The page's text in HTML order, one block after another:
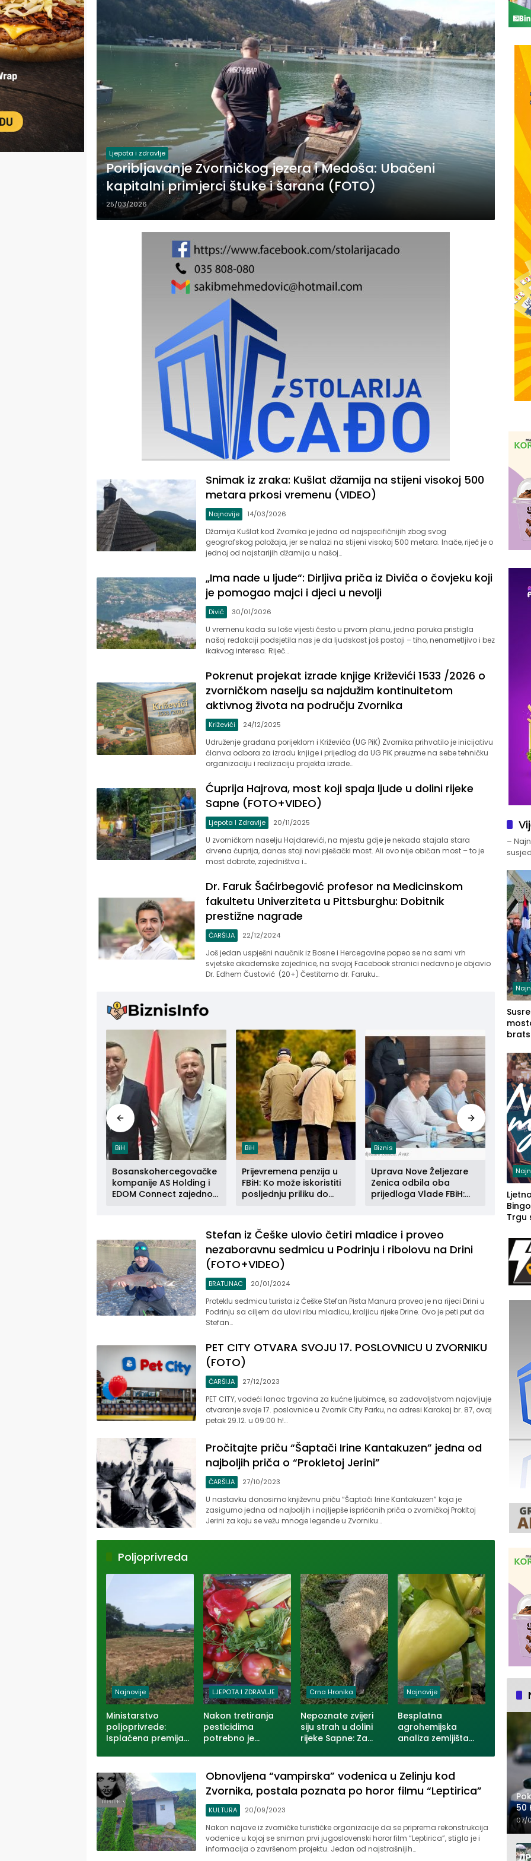
Ljepota i zdravlje
Poribljavanje Zvorničkog jezera i Medoša: Ubačeni
kapitalni primjerci štuke i šarana (FOTO)
25/03/2026
Snimak iz zraka: Kušlat džamija na stijeni visokoj 500
metara prkosi vremenu (VIDEO)
Najnovije 14/03/2026
Džamija Kušlat kod Zvornika je jedna od najspecifičnijih zbog svog
geografskog položaja, jer se nalazi na stijeni visokoj 500 metara. Inače, riječ je o
jednoj od najstarijih džamija u našoj…
„Ima nade u ljude“: Dirljiva priča iz Diviča o čovjeku koji
je pomogao majci i djeci u nevolji
Divič 30/01/2026
U vremenu kada su loše vijesti često u prvom planu, jedna poruka pristigla
našoj redakciji podsjetila nas je da ljudskost još postoji – tiho, nenametljivo i bez
ikakvog interesa. Riječ…
Pokrenut projekat izrade knjige Križevići 1533 /2026 o
zvorničkom naselju sa najdužim kontinuitetom
aktivnog života na području Zvornika
Križevići 24/12/2025
Udruženje građana porijeklom i Križevića (UG PiK) Zvornika prihvatilo je inicijativu
članva odbora za izradu knjige i prijedlog da UG PiK preuzme na sebe tehničku
organizaciju i realizaciju projekta izrade…
Ćuprija Hajrova, most koji spaja ljude u dolini rijeke
Sapne (FOTO+VIDEO)
Ljepota I Zdravlje 20/11/2025
U zvorničkom naselju Hajdarevići, na mjestu gdje je nekada stajala stara
drvena ćuprija, danas stoji novi pješački most. Ali ovo nije običan most – to je
most dobrote, zajedništva i…
Dr. Faruk Šaćirbegović profesor na Medicinskom
fakultetu Univerziteta u Pittsburghu: Dobitnik
prestižne nagrade
ČARŠIJA 22/12/2024
Još jedan uspješni naučnik iz Bosne i Hercegovine popeo se na sami vrh
svjetske akademske zajednice, na svojoj Facebook stranici nedavno je objavio
Dr. Edhem Čustović (20+) Čestitamo dr. Faruku…
BiH
Bosanskohercegovačke
kompanije AS Holding i
EDOM Connect zajedno
BiH
Prijevremena penzija u
FBiH: Ko može iskoristiti
posljednju priliku do
Biznis
Uprava Nove Željezare
Zenica odbila oba
prijedloga Vlade FBiH:
Biznis
radnika
Stefan iz Češke ulovio četiri mladice i proveo
nezaboravnu sedmicu u Podrinju i ribolovu na Drini
(FOTO+VIDEO)
BRATUNAC 20/01/2024
Proteklu sedmicu turista iz Češke Stefan Pista Manura proveo je na rijeci Drini u
Podrinju sa ciljem da ulovi ribu mladicu, kraljicu rijeke Drine. Ovo je peti put da
Stefan…
PET CITY OTVARA SVOJU 17. POSLOVNICU U ZVORNIKU
(FOTO)
ČARŠIJA 27/12/2023
PET CITY, vodeći lanac trgovina za kućne ljubimce, sa zadovoljstvom najavljuje
otvaranje svoje 17. poslovnice u Zvornik City Parku, na adresi Karakaj br. 87, ovaj
petak 29.12. u 09:00 h!…
Pročitajte priču “Šaptači Irine Kantakuzen” jedna od
najboljih priča o “Prokletoj Jerini”
ČARŠIJA 27/10/2023
U nastavku donosimo književnu priču “Šaptači Irine Kantakuzen” koja je
zasigurno jedna od najboljih i najljepše ispričanih priča o zvorničkoj Prokltoj
Jerini za koju se vežu mnoge legende u Zvorniku…
Poljoprivreda
Najnovije
Ministarstvo
poljoprivrede:
Isplaćena premija
LJEPOTA I ZDRAVLJE
Nakon tretiranja
pesticidima
potrebno je
bezbjedno za jelo
Crna Hronika
Nepoznate zvijeri
siju strah u dolini
rijeke Sapne: Za
30 ovaca u dva
zvornička naselja
(VIDEO)
Najnovije
Besplatna
agrohemijska
analiza zemljišta
u Zvorniku
Obnovljena “vampirska” vodenica u Zelinju kod
Zvornika, postala poznata po horor filmu “Leptirica”
KULTURA 20/09/2023
Nakon najave iz zvorničke turističke organizacije da se priprema rekonstrukcija
vodenice u kojoj se sniman prvi jugoslovenski horor film “Leptirica”, stigla je i
informacija o završenom projektu. Jedan od najstrašnijih…
–
Trgu
50
07/